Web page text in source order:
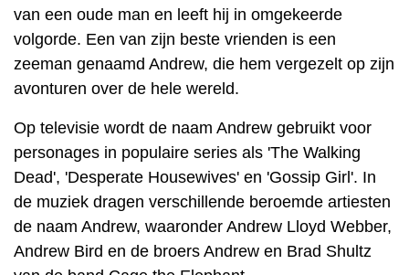
van een oude man en leeft hij in omgekeerde
volgorde. Een van zijn beste vrienden is een
zeeman genaamd Andrew, die hem vergezelt op zijn
avonturen over de hele wereld.
Op televisie wordt de naam Andrew gebruikt voor
personages in populaire series als 'The Walking
Dead', 'Desperate Housewives' en 'Gossip Girl'. In
de muziek dragen verschillende beroemde artiesten
de naam Andrew, waaronder Andrew Lloyd Webber,
Andrew Bird en de broers Andrew en Brad Shultz